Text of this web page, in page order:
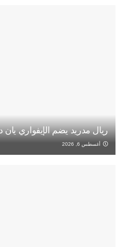
ريال مدريد يضم الإيفواري يان
أغسطس 6, 2026